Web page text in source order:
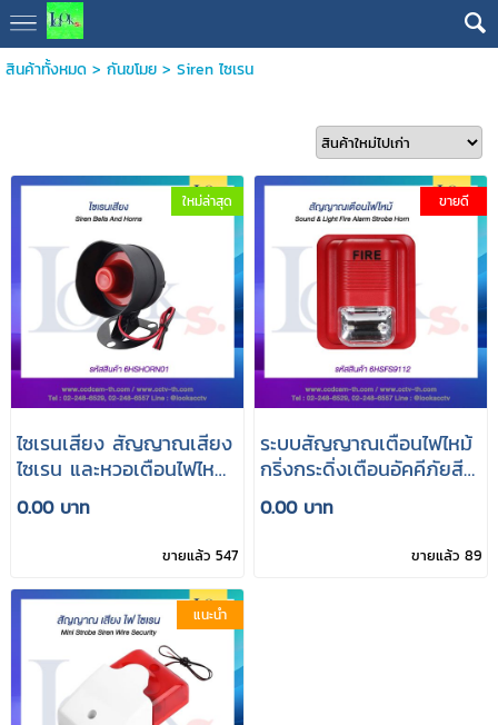
สินค้าทั้งหมด> กันขโมย> Siren ไซเรน
ใหม่ล่าสุด
ไซเรนเสียง สัญญาณเสียง
ไซเรน และหวอเตือนไฟไหม้
ป้องกันขโมย
0.00 บาท
ขายแล้ว 547
ขายดี
ระบบสัญญาณเตือนไฟไหม้
กริ่งกระดิ่งเตือนอัคคีภัยสี
แดงพร้อมวงจรไฟอลามติด
0.00 บาท
ขายแล้ว 89
แนะนำ